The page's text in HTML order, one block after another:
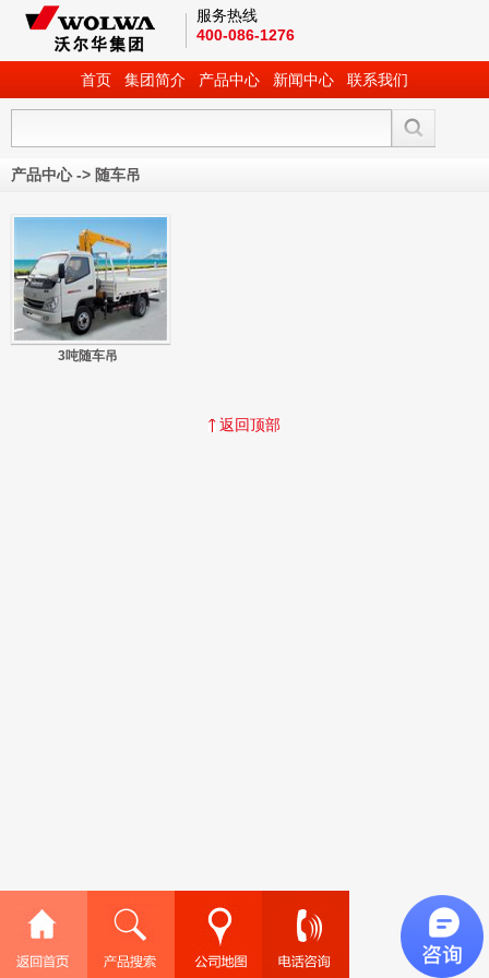
服务热线
400-086-1276
首页 集团简介 产品中心 新闻中心 联系我们
产品中心-> 随车吊
3吨随车吊
返回顶部